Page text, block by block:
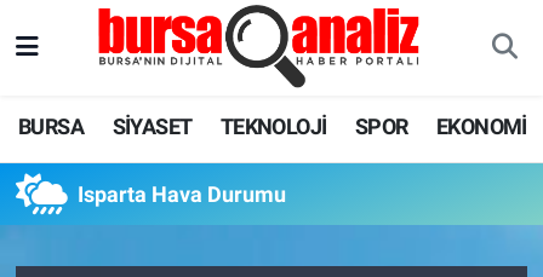
BURSA SİYASET TEKNOLOJİ SPOR EKONOMİ
Isparta Hava Durumu